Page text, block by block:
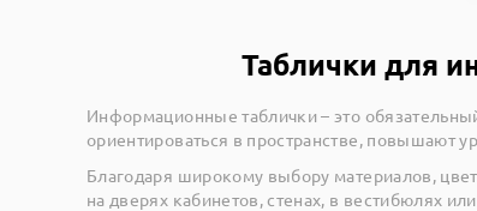
Таблички для
Информационные таблички – это
ориентироваться в пространстве, повышают
Благодаря широкому выбору материалов,
на дверях кабинетов, стенах, в вестибюлях